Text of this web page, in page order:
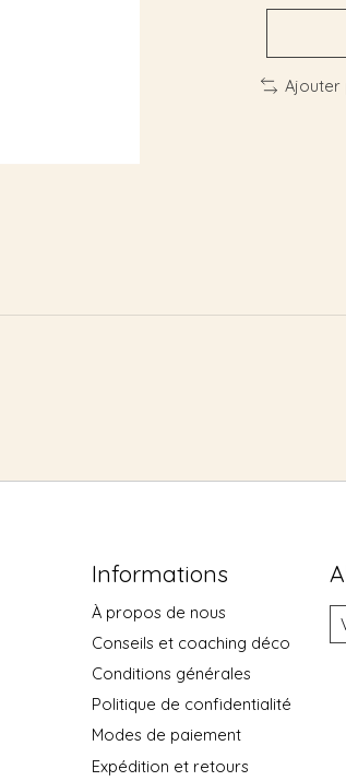
Ajouter
Informations
À propos de nous
Conseils et coaching déco
Conditions générales
Politique de confidentialité
Modes de paiement
Expédition et retours